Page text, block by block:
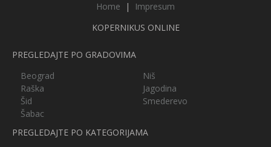
Home |
Impresum
KOPERNIKUS ONLINE
PREGLEDAJTE PO GRADOVIMA
Beograd
Niš
Raška
Jagodina
Šid
Smederevo
Šabac
PREGLEDAJTE PO KATEGORIJAMA